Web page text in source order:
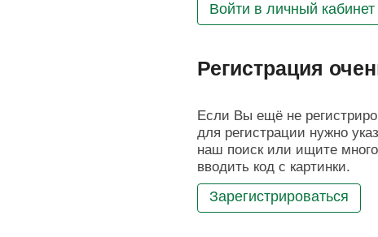
Войти в личный кабинет
Регистрация
Если Вы ещё не
для регистрации нужно
наш поиск или ищите
вводить код с картинки.
Зарегистрироваться